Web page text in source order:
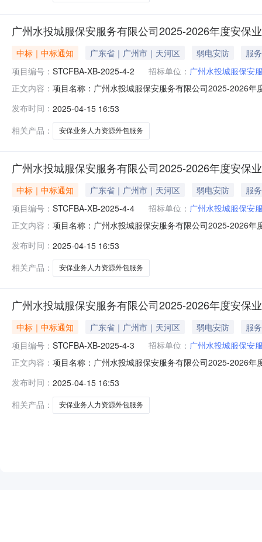
广州水投城服保安服务有限公司2025-2026年度安保
中标｜中标通知 广东省｜广州市｜天河区 弱电安防
服务
项目编号： STCFBA-XB-2025-4-2 招标单位： 广州水投城服保安
正文内容： 项目名称：广州水投城服保安服务有限公司2025-2026
第一中标候选人，响应报价：岗位人员4680元/人/月，
发布时间： 2025-04-15 16:53
相关产品：
安保业务人力资源外包服务
广州水投城服保安服务有限公司2025-2026年度安保
中标｜中标通知 广东省｜广州市｜天河区 弱电安防
服务
项目编号： STCFBA-XB-2025-4-4 招标单位： 广州水投城服保安
正文内容： 项目名称：广州水投城服保安服务有限公司2025-2026
候选人，响应报价：岗位人员4790元/人/月，临时需求
发布时间： 2025-04-15 16:53
相关产品：
安保业务人力资源外包服务
广州水投城服保安服务有限公司2025-2026年度安保
中标｜中标通知 广东省｜广州市｜天河区 弱电安防
服务
项目编号： STCFBA-XB-2025-4-3 招标单位： 广州水投城服保安
正文内容： 项目名称：广州水投城服保安服务有限公司2025-2026
应报价：岗位人员4670元/人/月，临时需求人员372元/
发布时间： 2025-04-15 16:53
相关产品：
安保业务人力资源外包服务